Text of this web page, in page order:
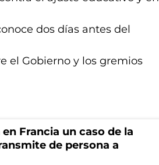
dos días antes del
el Gobierno y los gremios
Francia un caso de la
de persona a